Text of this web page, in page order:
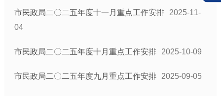
市民政局二〇二五年度十一月重点工作安排
2025-11-
04
市民政局二〇二五年度十月重点工作安排 2025-10-09
市民政局二〇二五年度九月重点工作安排 2025-09-05